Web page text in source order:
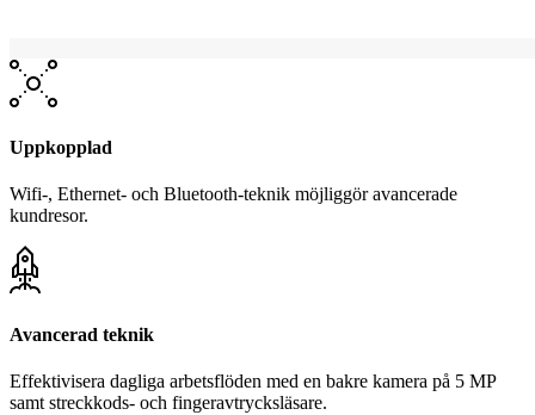
Uppkopplad
Wifi-, Ethernet- och Bluetooth-teknik möjliggör avancerade
kundresor.
Avancerad teknik
Effektivisera dagliga arbetsflöden med en bakre kamera på 5 MP
samt streckkods- och fingeravtrycksläsare.